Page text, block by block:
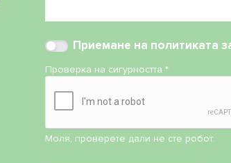
Приемане на политиката
Проверка на сигурността*
Моля, проверете дали не сте робот.